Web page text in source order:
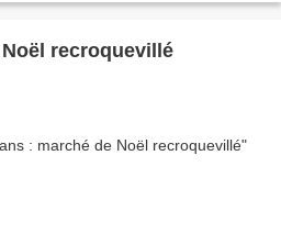
recroquevillé